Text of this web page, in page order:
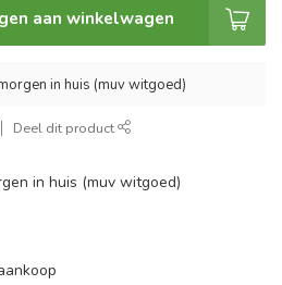
aan winkelwagen
in huis (muv witgoed)
Deel dit product
in huis (muv witgoed)